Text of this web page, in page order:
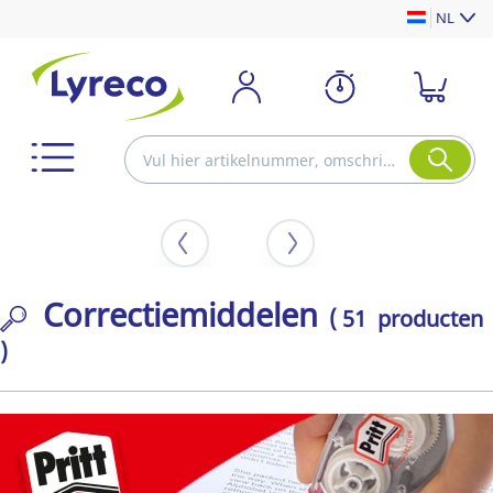
NL
Correctiemiddelen ( 51 producten
)